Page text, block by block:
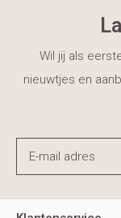
Wil jij als
nieuwtjes en